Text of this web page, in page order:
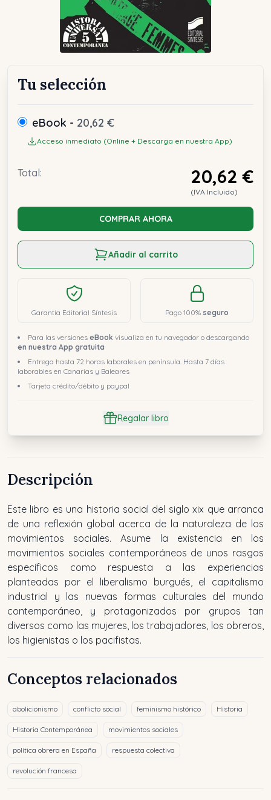
Tu selección
eBook - 20,62 €
Acceso inmediato (Online + Descarga en nuestra App)
Total: 20,62 €
(IVA Incluido)
COMPRAR AHORA
Añadir al carrito
Garantía Editorial Síntesis Pago 100% seguro
Para las versiones eBook visualiza en tu navegador o descargando
en nuestra App gratuita
Entrega hasta 72 horas laborales en península. Hasta 7 días
laborables en Canarias y Baleares
Tarjeta crédito/débito y paypal
Regalar libro
Descripción
Este libro es una historia social del siglo xix que arranca
de una reflexión global acerca de la naturaleza de los
movimientos sociales. Asume la existencia en los
movimientos sociales contemporáneos de unos rasgos
específicos como respuesta a las experiencias
planteadas por el liberalismo burgués, el capitalismo
industrial y las nuevas formas culturales del mundo
contemporáneo, y protagonizados por grupos tan
diversos como las mujeres, los trabajadores, los obreros,
los higienistas o los pacifistas.
Conceptos relacionados
abolicionismo conflicto social feminismo histórico Historia
Historia Contemporánea movimientos sociales
política obrera en España respuesta colectiva
revolución francesa